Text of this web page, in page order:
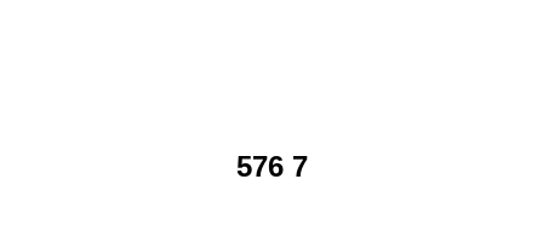
576 7